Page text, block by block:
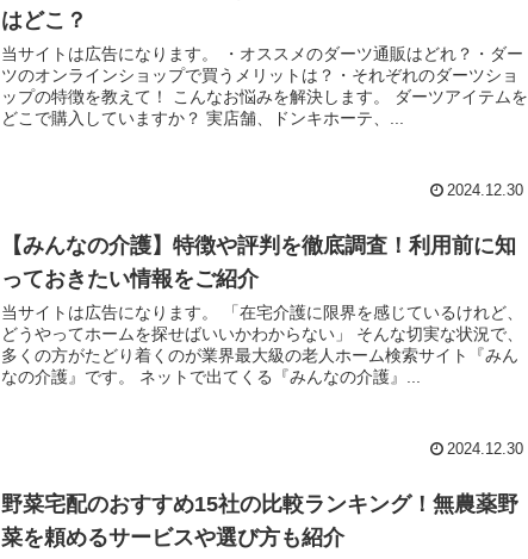
はどこ？
当サイトは広告になります。 ・オススメのダーツ通販はどれ？・ダー
ツのオンラインショップで買うメリットは？・それぞれのダーツショ
ップの特徴を教えて！ こんなお悩みを解決します。 ダーツアイテムを
どこで購入していますか？ 実店舗、ドンキホーテ、...
2024.12.30
【みんなの介護】特徴や評判を徹底調査！利用前に知
っておきたい情報をご紹介
当サイトは広告になります。 「在宅介護に限界を感じているけれど、
どうやってホームを探せばいいかわからない」 そんな切実な状況で、
多くの方がたどり着くのが業界最大級の老人ホーム検索サイト『みん
なの介護』です。 ネットで出てくる『みんなの介護』...
2024.12.30
野菜宅配のおすすめ15社の比較ランキング！無農薬野
菜を頼めるサービスや選び方も紹介